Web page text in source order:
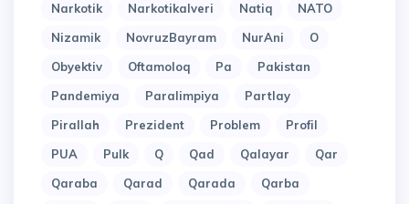
Narkotik
Narkotikalveri Natiq
NATO
Nizamik
NovruzBayram NurAni
O
Obyektiv
Oftamoloq Pa
Pakistan
Pandemiya
Paralimpiya
Partlay
Pirallah
Prezident Problem
Profil
PUA
Pulk Q Qad Qalayar
Qar
Qaraba
Qarad Qarada
Qarba